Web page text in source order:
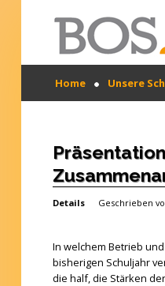
Warning: "continue"
to "break". Did you mean
/mnt/web417/e3/61/
Unsere Schule
Termine
SUCHEN
Home Unsere
Details Geschrieben
In welchem Betrieb
bisherigen Schuljahr
die half, die Stärken